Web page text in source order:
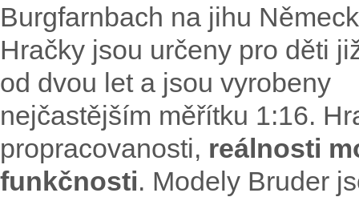
Burgfarnbach na jihu
Hračky jsou určeny pro děti
od dvou let a jsou vyrobeny
nejčastějším měřítku 1:16.
propracovanosti, reálnosti
funkčnosti. Modely Bruder